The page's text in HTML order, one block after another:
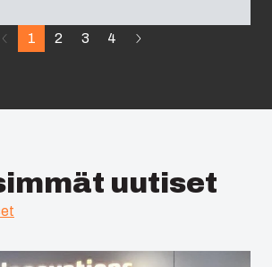
1 2 3 4
uutiset